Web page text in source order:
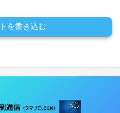
を書き込む